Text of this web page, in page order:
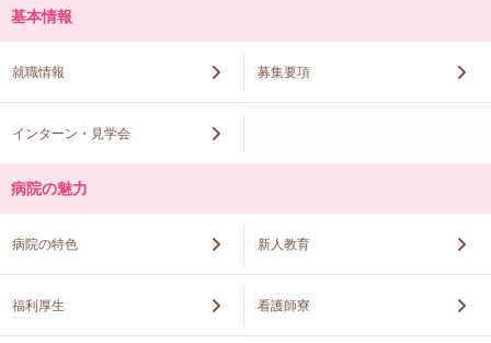
基本情報
就職情報 募集要項
インターン・見学会
病院の魅力
病院の特色 新人教育
福利厚生 看護師寮